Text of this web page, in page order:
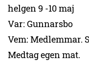
helgen 9 -10 maj
Var: Gunnarsbo
Vem: Medlemmar.
Medtag egen mat.